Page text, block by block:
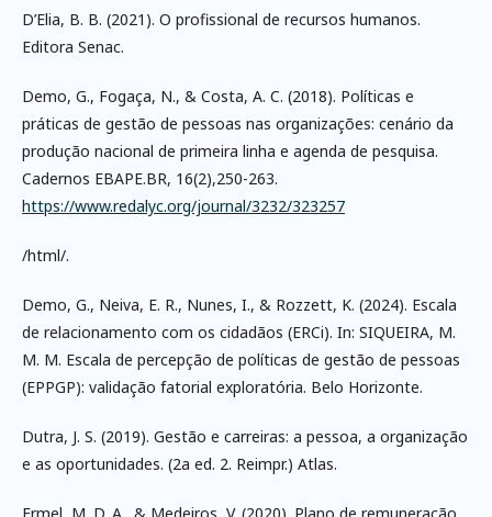
D’Elia, B. B. (2021). O profissional de recursos humanos.
Editora Senac.
Demo, G., Fogaça, N., & Costa, A. C. (2018). Políticas e
práticas de gestão de pessoas nas organizações: cenário da
produção nacional de primeira linha e agenda de pesquisa.
Cadernos EBAPE.BR, 16(2),250-263.
https://www.redalyc.org/journal/3232/323257
/html/.
Demo, G., Neiva, E. R., Nunes, I., & Rozzett, K. (2024). Escala
de relacionamento com os cidadãos (ERCi). In: SIQUEIRA, M.
M. M. Escala de percepção de políticas de gestão de pessoas
(EPPGP): validação fatorial exploratória. Belo Horizonte.
Dutra, J. S. (2019). Gestão e carreiras: a pessoa, a organização
e as oportunidades. (2a ed. 2. Reimpr.) Atlas.
Ermel, M. D. A., & Medeiros, V. (2020). Plano de remuneração